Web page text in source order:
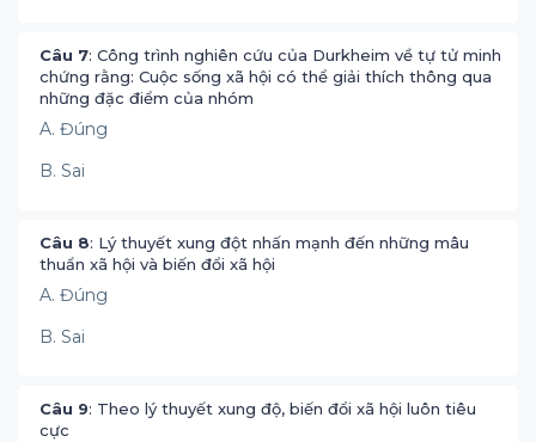
Câu 7: Công trình nghiên cứu của Durkheim về tự tử minh
chứng rằng: Cuộc sống xã hội có thể giải thích thông qua
những đặc điểm của nhóm
A. Đúng
B. Sai
Câu 8: Lý thuyết xung đột nhấn mạnh đến những mâu
thuẩn xã hội và biến đổi xã hội
A. Đúng
B. Sai
Câu 9: Theo lý thuyết xung độ, biến đổi xã hội luôn tiêu
cực